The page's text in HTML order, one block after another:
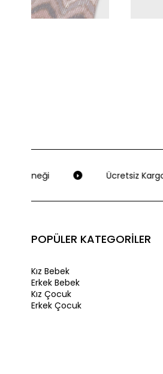
Seçeneği Ücretsiz Kargo
POPÜLER KATEGORİLER
Kız Bebek
Erkek Bebek
Kız Çocuk
Erkek Çocuk